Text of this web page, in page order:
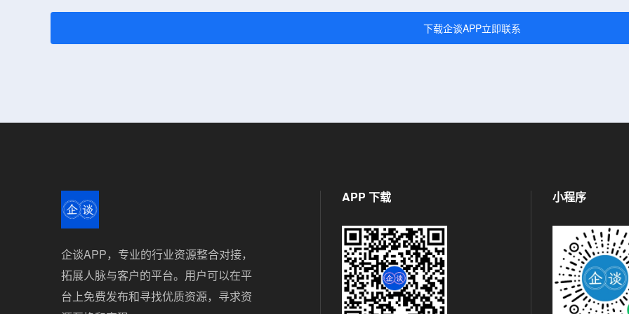
下载企谈APP立即联系
企谈APP，专业的行业资源整合对接，
拓展人脉与客户的平台。用户可以在平
台上免费发布和寻找优质资源，寻求资
APP 下载 小程序